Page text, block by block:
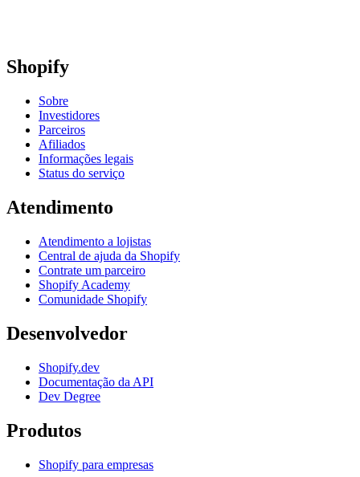
Shopify
Sobre
Investidores
Parceiros
Afiliados
Informações legais
Status do serviço
Atendimento
Atendimento a lojistas
Central de ajuda da Shopify
Contrate um parceiro
Shopify Academy
Comunidade Shopify
Desenvolvedor
Shopify.dev
Documentação da API
Dev Degree
Produtos
Shopify para empresas